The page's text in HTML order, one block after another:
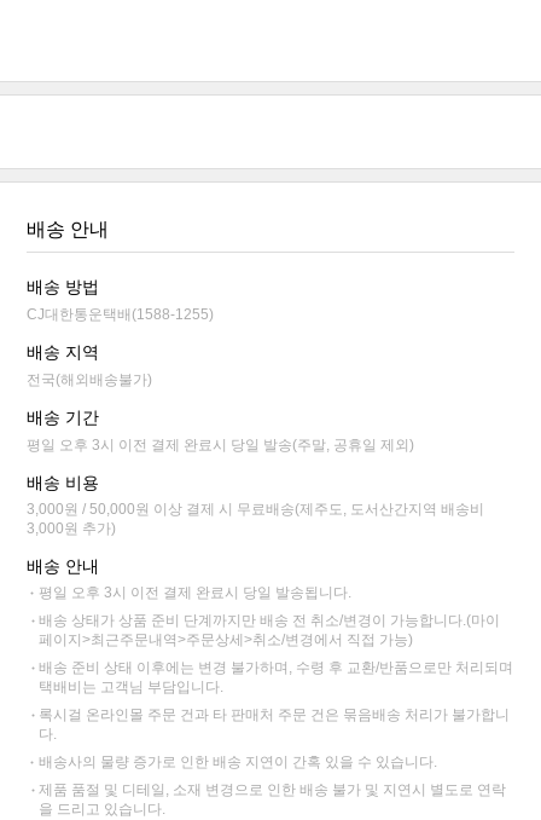
배송 안내
배송 방법
CJ대한통운택배(1588-1255)
배송 지역
전국(해외배송불가)
배송 기간
평일 오후 3시 이전 결제 완료시 당일 발송(주말, 공휴일 제외)
배송 비용
3,000원 / 50,000원 이상 결제 시 무료배송(제주도, 도서산간지역 배송비
3,000원 추가)
배송 안내
평일 오후 3시 이전 결제 완료시 당일 발송됩니다.
배송 상태가 상품 준비 단계까지만 배송 전 취소/변경이 가능합니다.(마이
페이지>최근주문내역>주문상세>취소/변경에서 직접 가능)
배송 준비 상태 이후에는 변경 불가하며, 수령 후 교환/반품으로만 처리되며
택배비는 고객님 부담입니다.
록시걸 온라인몰 주문 건과 타 판매처 주문 건은 묶음배송 처리가 불가합니
다.
배송사의 물량 증가로 인한 배송 지연이 간혹 있을 수 있습니다.
제품 품절 및 디테일, 소재 변경으로 인한 배송 불가 및 지연시 별도로 연락
을 드리고 있습니다.